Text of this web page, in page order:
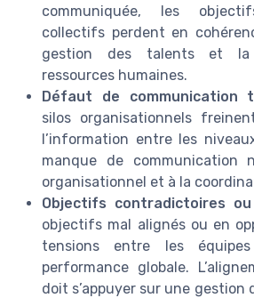
communiquée, les
collectifs perdent en
gestion des talents et la
ressources humaines.
Défaut de communication
silos organisationnels
l’information entre les
manque de communication
organisationnel et à la
Objectifs contradictoires
objectifs mal alignés ou en
tensions entre les
performance globale.
doit s’appuyer sur une gestion